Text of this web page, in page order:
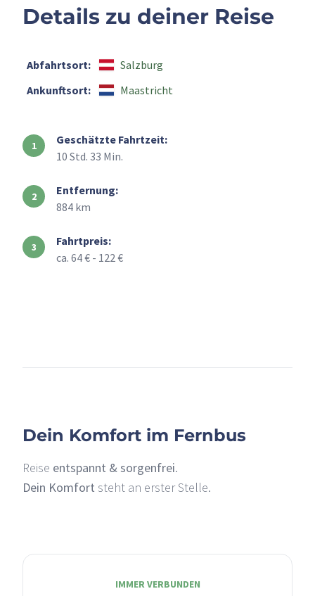
Details zu deiner Reise
Abfahrtsort:
Salzburg
Ankunftsort:
Maastricht
Geschätzte Fahrtzeit:
10 Std. 33 Min.
Entfernung:
884 km
Fahrtpreis:
ca. 64 € - 122 €
Dein Komfort im Fernbus
Reise entspannt & sorgenfrei.
Dein Komfort steht an erster Stelle.
IMMER VERBUNDEN